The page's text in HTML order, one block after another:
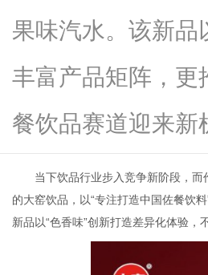
果味汽水。该新品
丰富产品矩阵，更
餐饮品赛道迎来新
当下饮品行业步入竞争新阶段，
的大窑饮品，以“专注打造中国佐餐饮
新品以“色香味”创新打造差异化体验